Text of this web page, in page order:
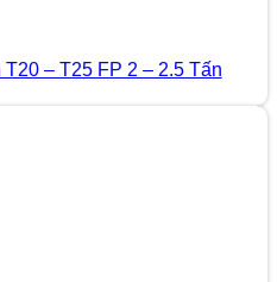
– T25 FP 2 – 2.5 Tấn